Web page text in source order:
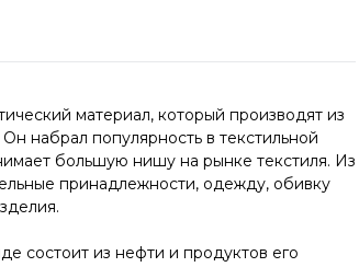
материал, который производят из
набрал популярность в текстильной
большую нишу на рынке текстиля. Из
принадлежности, одежду, обивку
состоит из нефти и продуктов его